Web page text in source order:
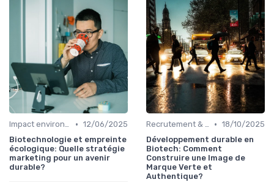
Impact environnemental • 12/06/2025
Biotechnologie et empreinte
écologique: Quelle stratégie
marketing pour un avenir
durable?
Recrutement & Talents • 18/10/2025
Développement durable en
Biotech: Comment
Construire une Image de
Marque Verte et
Authentique?